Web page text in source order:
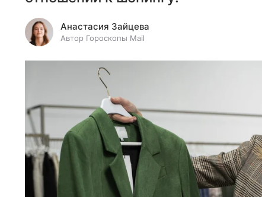
Анастасия Зайцева
Автор Гороскопы Mail